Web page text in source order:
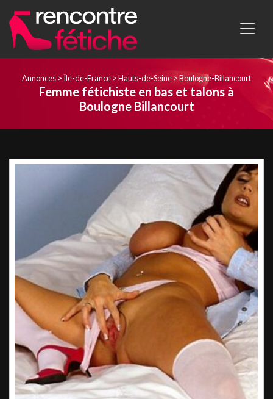
Annonces >Île-de-France >Hauts-de-Seine >Boulogne-Billancourt
Femme fétichiste en bas et talons à
Boulogne Billancourt